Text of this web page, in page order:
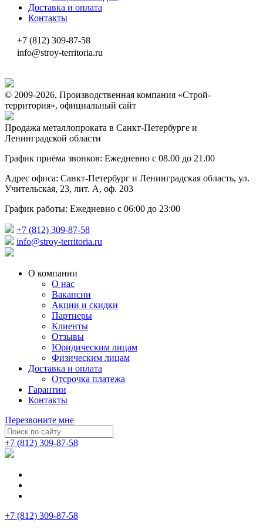
Доставка и оплата
Контакты
+7 (812) 309-87-58
info@stroy-territoria.ru
© 2009-2026, Производственная компания «Строй-
территория», официальный сайт
Продажа металлопроката в Санкт-Петербурге и
Ленинградской области
График приёма звонков: Ежедневно с 08.00 до 21.00
Адрес офиса: Санкт-Петербург и Ленинградская область, ул.
Учительская, 23, лит. А, оф. 203
График работы: Ежедневно с 06:00 до 23:00
+7 (812) 309-87-58
info@stroy-territoria.ru
О компании
О нас
Вакансии
Акции и скидки
Партнеры
Клиенты
Отзывы
Юридическим лицам
Физическим лицам
Доставка и оплата
Отсрочка платежа
Гарантии
Контакты
Перезвоните мне
+7 (812) 309-87-58
+7 (812) 309-87-58